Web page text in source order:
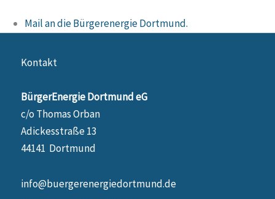
Mail an die Bürgerenergie Dortmund.
Kontakt
BürgerEnergie Dortmund eG
c/o Thomas Orban
Adickesstraße 13
44141 Dortmund
info@buergerenergiedortmund.de